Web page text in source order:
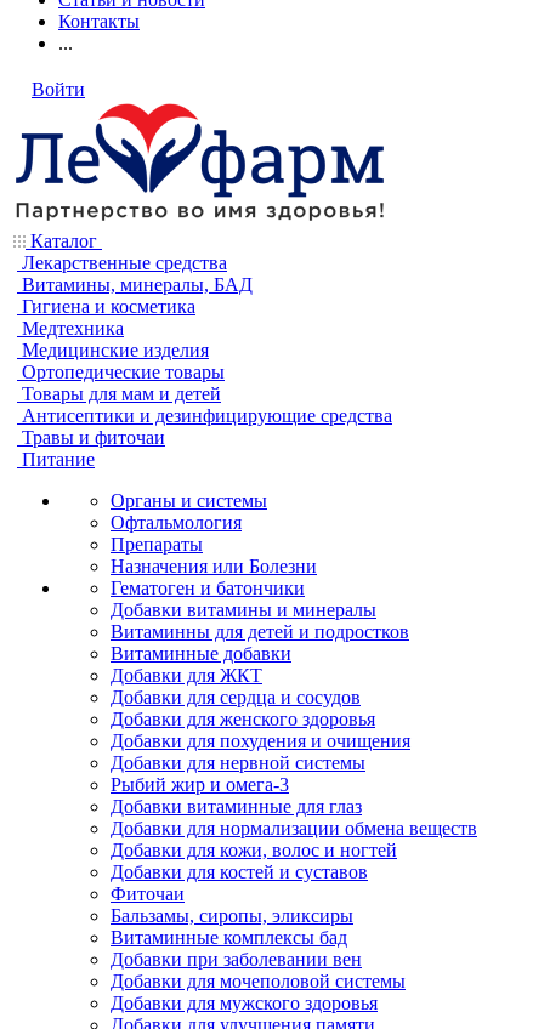
Контакты
...
Войти
Каталог
Лекарственные средства
Витамины, минералы, БАД
Гигиена и косметика
Медтехника
Медицинские изделия
Ортопедические товары
Товары для мам и детей
Антисептики и дезинфицирующие средства
Травы и фиточаи
Питание
Органы и системы
Офтальмология
Препараты
Назначения или Болезни
Гематоген и батончики
Добавки витамины и минералы
Витаминны для детей и подростков
Витаминные добавки
Добавки для ЖКТ
Добавки для сердца и сосудов
Добавки для женского здоровья
Добавки для похудения и очищения
Добавки для нервной системы
Рыбий жир и омега-3
Добавки витаминные для глаз
Добавки для нормализации обмена веществ
Добавки для кожи, волос и ногтей
Добавки для костей и суставов
Фиточаи
Бальзамы, сиропы, эликсиры
Витаминные комплексы бад
Добавки при заболевании вен
Добавки для мочеполовой системы
Добавки для мужского здоровья
Добавки для улучшения памяти